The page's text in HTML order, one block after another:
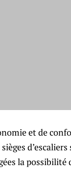
et de
la